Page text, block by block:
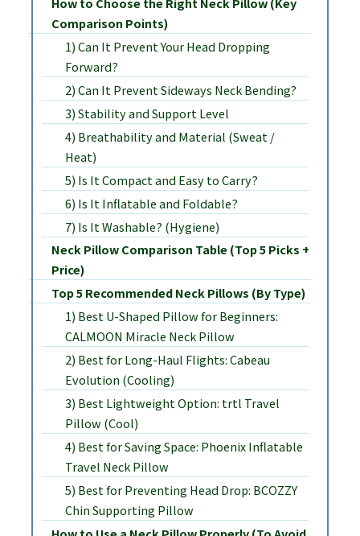
Comparison Points)
1) Can It Prevent Your Head Dropping
Forward?
2) Can It Prevent Sideways Neck Bending?
3) Stability and Support Level
4) Breathability and Material (Sweat /
Heat)
5) Is It Compact and Easy to Carry?
6) Is It Inflatable and Foldable?
7) Is It Washable? (Hygiene)
Neck Pillow Comparison Table (Top 5 Picks +
Price)
Top 5 Recommended Neck Pillows (By Type)
1) Best U-Shaped Pillow for Beginners:
CALMOON Miracle Neck Pillow
2) Best for Long-Haul Flights: Cabeau
Evolution (Cooling)
3) Best Lightweight Option: trtl Travel
Pillow (Cool)
4) Best for Saving Space: Phoenix Inflatable
Travel Neck Pillow
5) Best for Preventing Head Drop: BCOZZY
Chin Supporting Pillow